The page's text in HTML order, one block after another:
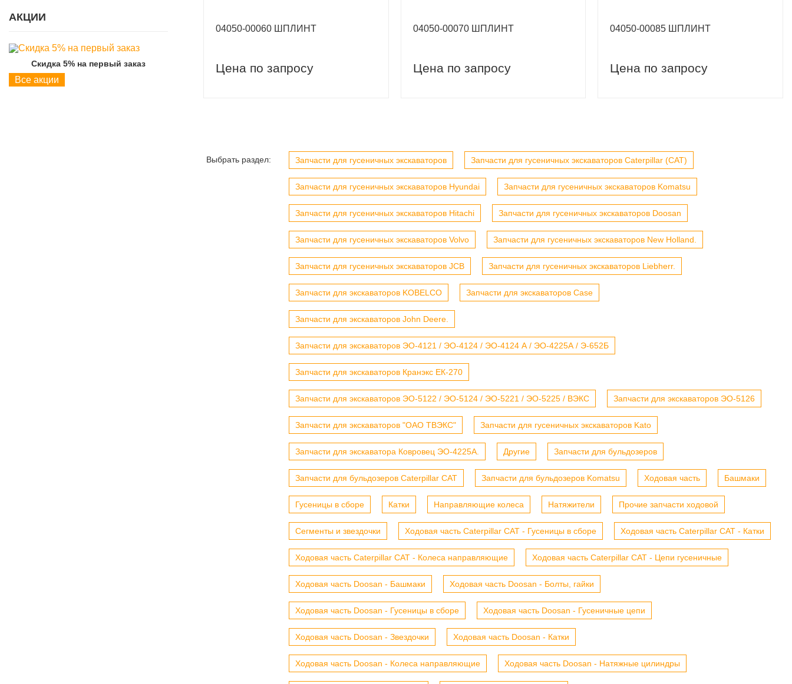
АКЦИИ
Скидка 5% на первый заказ Скидка 5% на первый заказ Скидка 5% на первый заказ
Все акции
04050-00060 ШПЛИНТ
Цена по запросу
04050-00070 ШПЛИНТ
Цена по запросу
04050-00085 ШПЛИНТ
Цена по запросу
Выбрать раздел: Запчасти для гусеничных экскаваторов Запчасти для гусеничных экскаваторов Caterpillar (CAT)
Запчасти для гусеничных экскаваторов Hyundai Запчасти для гусеничных экскаваторов Komatsu
Запчасти для гусеничных экскаваторов Hitachi Запчасти для гусеничных экскаваторов Doosan
Запчасти для гусеничных экскаваторов Volvo Запчасти для гусеничных экскаваторов New Holland.
Запчасти для гусеничных экскаваторов JCB Запчасти для гусеничных экскаваторов Liebherr.
Запчасти для экскаваторов KOBELCO Запчасти для экскаваторов Case
Запчасти для экскаваторов John Deere.
Запчасти для экскаваторов ЭО-4121 / ЭО-4124 / ЭО-4124 А / ЭО-4225А / Э-652Б
Запчасти для экскаваторов Кранэкс ЕК-270
Запчасти для экскаваторов ЭО-5122 / ЭО-5124 / ЭО-5221 / ЭО-5225 / ВЭКС Запчасти для экскаваторов ЭО-5126
Запчасти для экскаваторов "ОАО ТВЭКС" Запчасти для гусеничных экскаваторов Kato
Запчасти для экскаватора Ковровец ЭО-4225А. Другие Запчасти для бульдозеров
Запчасти для бульдозеров Caterpillar CAT Запчасти для бульдозеров Komatsu Ходовая часть Башмаки
Гусеницы в сборе Катки Направляющие колеса Натяжители Прочие запчасти ходовой
Сегменты и звездочки Ходовая часть Caterpillar CAT - Гусеницы в сборе Ходовая часть Caterpillar CAT - Катки
Ходовая часть Caterpillar CAT - Колеса направляющие Ходовая часть Caterpillar CAT - Цепи гусеничные
Ходовая часть Doosan - Башмаки Ходовая часть Doosan - Болты, гайки
Ходовая часть Doosan - Гусеницы в сборе Ходовая часть Doosan - Гусеничные цепи
Ходовая часть Doosan - Звездочки Ходовая часть Doosan - Катки
Ходовая часть Doosan - Колеса направляющие Ходовая часть Doosan - Натяжные цилиндры